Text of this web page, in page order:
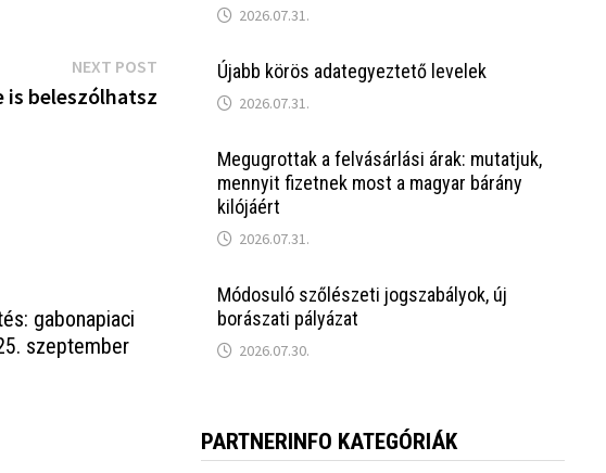
NEXT POSTNext
post:
beleszólhatsz
gabonapiaci
szeptember
2026.07.31.
Újabb körös adategyeztető levelek
2026.07.31.
Megugrottak a felvásárlási árak: mutatjuk,
mennyit fizetnek most a magyar bárány
kilójáért
2026.07.31.
Módosuló szőlészeti jogszabályok, új
borászati pályázat
2026.07.30.
PARTNERINFO KATEGÓRIÁK